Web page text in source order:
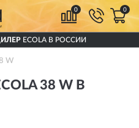
0 0
ECOLA В РОССИИ
W
38 W В